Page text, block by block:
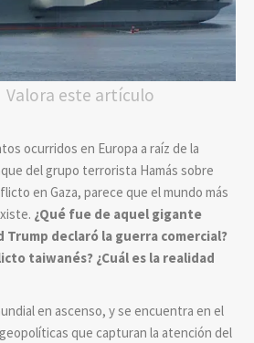
Valora este artículo
ocurridos en Europa a raíz de la
del grupo terrorista Hamás sobre
en Gaza, parece que el mundo más
¿Qué fue de aquel gigante
Trump declaró la guerra comercial?
taiwanés? ¿Cuál es la realidad
en ascenso, y se encuentra en el
que capturan la atención del